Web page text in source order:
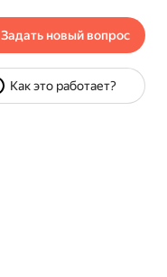
Задать новый вопрос
Как это работает?